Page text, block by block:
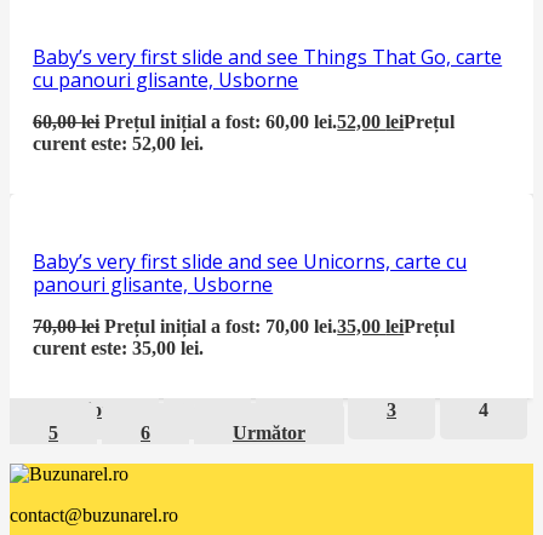
Baby’s very first slide and see Things That Go, carte
cu panouri glisante, Usborne
60,00lei Prețul inițial a fost: 60,00 lei.52,00leiPrețul
curent este: 52,00 lei.
Baby’s very first slide and see Unicorns, carte cu
panouri glisante, Usborne
70,00lei Prețul inițial a fost: 70,00 lei.35,00leiPrețul
curent este: 35,00 lei.
Previous 3
4
5
6 Următor
contact@buzunarel.ro